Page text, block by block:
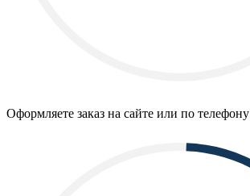
Оформляете заказ на сайте или по телефону